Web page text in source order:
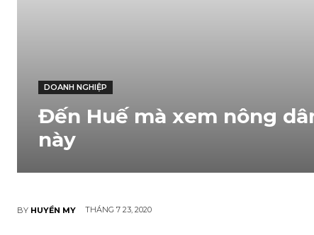
DOANH NGHIỆP
Đến Huế mà xem nông
này
BY HUYỀN MY THÁNG 7 23, 2020